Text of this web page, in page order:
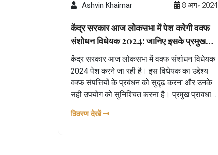
Ashvin Khairnar 8 अग॰ 2024
केंद्र सरकार आज लोकसभा में पेश करेगी वक्फ
संशोधन विधेयक 2024: जानिए इसके प्रमुख
प्रावधान
केंद्र सरकार आज लोकसभा में वक्फ संशोधन विधेयक
2024 पेश करने जा रही है। इस विधेयक का उद्देश्य
वक्फ संपत्तियों के प्रबंधन को सुदृढ़ करना और उनके
सही उपयोग को सुनिश्चित करना है। प्रमुख प्रावधानों
वक्फ विकास निगम की स्थापना शामिल है। विधेयक
विवरण देखें